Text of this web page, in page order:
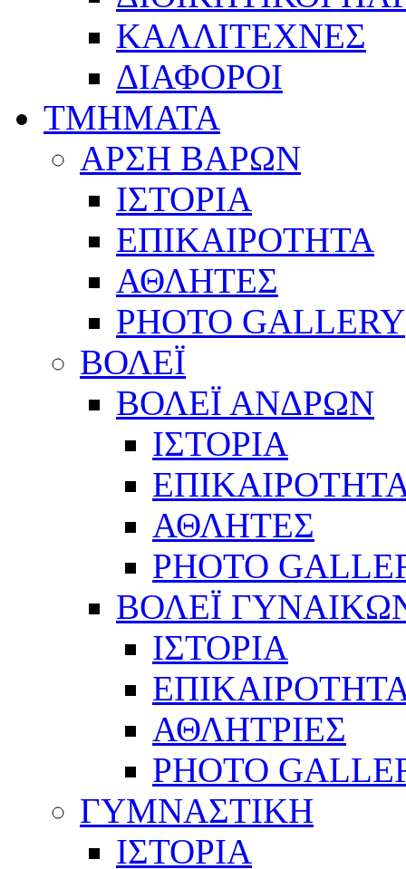
ΚΑΛΛΙΤΕΧΝΕΣ
ΔΙΑΦΟΡΟΙ
ΤΜΗΜΑΤΑ
ΑΡΣΗ ΒΑΡΩΝ
ΙΣΤΟΡΙΑ
ΕΠΙΚΑΙΡΟΤΗΤΑ
ΑΘΛΗΤΕΣ
PHOTO GALLERY
ΒΟΛΕΪ
ΒΟΛΕΪ ΑΝΔΡΩΝ
ΙΣΤΟΡΙΑ
ΑΘΛΗΤΕΣ
PHOTO
ΒΟΛΕΪ
ΙΣΤΟΡΙΑ
ΑΘΛΗΤΡΙΕΣ
PHOTO
ΓΥΜΝΑΣΤΙΚΗ
ΙΣΤΟΡΙΑ